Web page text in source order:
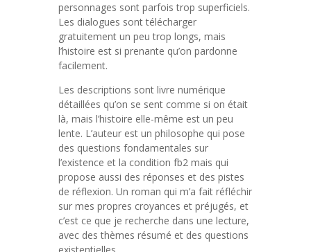
personnages sont parfois trop superficiels.
Les dialogues sont télécharger
gratuitement un peu trop longs, mais
l’histoire est si prenante qu’on pardonne
facilement.
Les descriptions sont livre numérique
détaillées qu’on se sent comme si on était
là, mais l’histoire elle-même est un peu
lente. L’auteur est un philosophe qui pose
des questions fondamentales sur
l’existence et la condition fb2 mais qui
propose aussi des réponses et des pistes
de réflexion. Un roman qui m’a fait réfléchir
sur mes propres croyances et préjugés, et
c’est ce que je recherche dans une lecture,
avec des thèmes résumé et des questions